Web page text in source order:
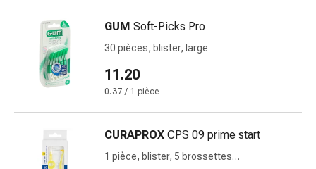
la
concentration
Allergies
Antiallergiques
Peau
Estomac
intestins
Diarrhée
GUM Soft-Picks Pro
30 pièces, blister, large
11.20
0.37 / 1 pièce
CURAPROX CPS 09 prime start
1 pièce, blister, 5 brossettes